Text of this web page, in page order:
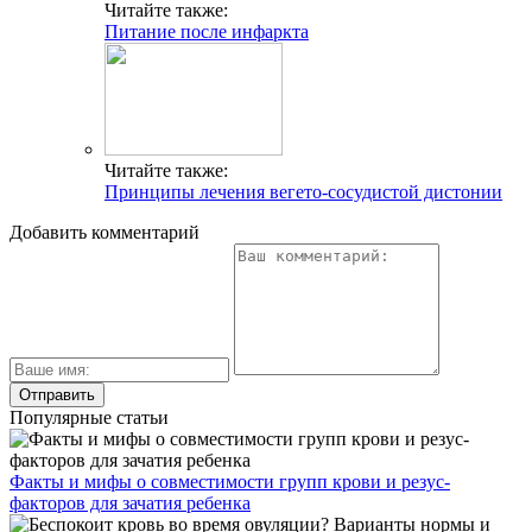
Читайте также:
Питание после инфаркта
Читайте также:
Принципы лечения вегето-сосудистой дистонии
Добавить комментарий
Популярные статьи
Факты и мифы о совместимости групп крови и резус-
факторов для зачатия ребенка